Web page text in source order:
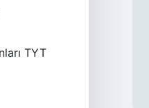
TYT